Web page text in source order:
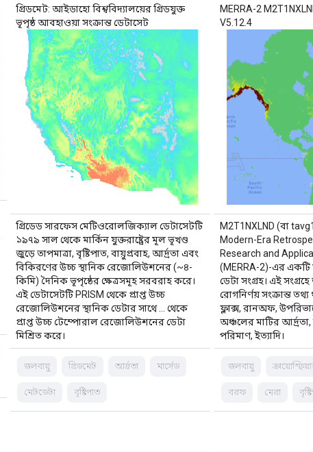
গ্রিডমেট: আইডাহো বিশ্ববিদ্যালয়ের গ্রিডযুক্ত
ভূপৃষ্ঠ আবহাওয়া সংক্রান্ত ডেটাসেট
গ্রিডেড সারফেস মেটিওরোলজিক্যাল ডেটাসেটটি
১৯৭৯ সাল থেকে মার্কিন যুক্তরাষ্ট্রের মূল ভূখণ্ড
জুড়ে তাপমাত্রা, বৃষ্টিপাত, বায়ুপ্রবাহ, আর্দ্রতা এবং
বিকিরণের উচ্চ স্থানিক রেজোলিউশনের (~৪-
কিমি) দৈনিক ভূপৃষ্ঠের ক্ষেত্রসমূহ সরবরাহ করে।
এই ডেটাসেটটি PRISM থেকে প্রাপ্ত উচ্চ
রেজোলিউশনের স্থানিক ডেটার সাথে … থেকে
প্রাপ্ত উচ্চ টেম্পোরাল রেজোলিউশনের ডেটা
মিশ্রিত করে।
জলবায়ু গ্রিডমেট আর্দ্রতা মার্সেড
মেটডেটা বৃষ্টিপাত
MERRA-2
V5.12.4
M2T1NXLND (বা
Modern-Era
Research and
(MERRA-2)-এর একটি
ডেটা সংগ্রহ। এই
রোগনির্ণয় সংক্রান্ত
ফ্লাক্স, রানঅফ,
অঞ্চলের মাটির
পরিমাণ, ইত্যাদি।
জলবায়ু
বরফ মেরা